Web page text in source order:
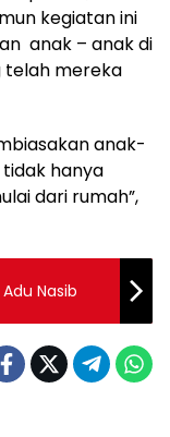
kegiatan ini
anak – anak di
telah mereka
anak-
hanya
dari rumah”,
Nasib